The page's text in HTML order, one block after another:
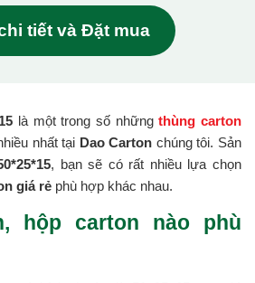
tiết và Đặt mua
là một trong số nhữngthùng carton
nhất tại Dao Carton chúng tôi. Sản
, bạn sẽ có rất nhiều lựa chọn
giá rẻ phù hợp khác nhau.
hộp carton nào phù